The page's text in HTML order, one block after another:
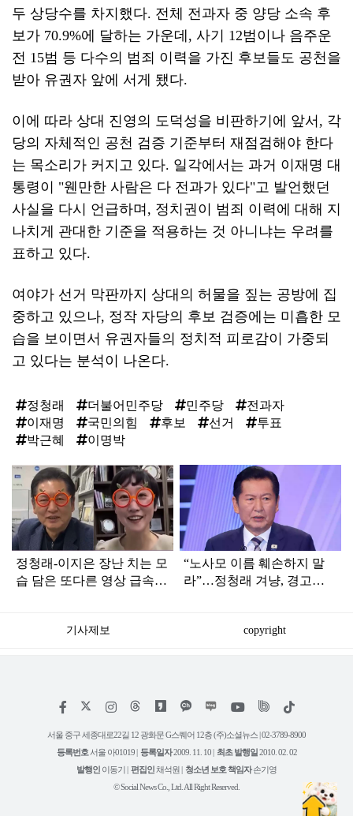
두 상당수를 차지했다. 전체 전과자 중 양당 소속 후
보가 70.9%에 달하는 가운데, 사기 12범이나 음주운
전 15범 등 다수의 범죄 이력을 가진 후보들도 공천을
받아 유권자 앞에 서게 됐다.
이에 따라 상대 진영의 도덕성을 비판하기에 앞서, 각
당의 자체적인 공천 검증 기준부터 재점검해야 한다
는 목소리가 커지고 있다. 일각에서는 과거 이재명 대
통령이 "웬만한 사람은 다 전과가 있다"고 발언했던
사실을 다시 언급하며, 정치권이 범죄 이력에 대해 지
나치게 관대한 기준을 적용하는 것 아니냐는 우려를
표하고 있다.
여야가 선거 막판까지 상대의 허물을 짚는 공방에 집
중하고 있으나, 정작 자당의 후보 검증에는 미흡한 모
습을 보이면서 유권자들의 정치적 피로감이 가중되
고 있다는 분석이 나온다.
정청래 더불어민주당 민주당
전과자
이재명
국민의힘 후보 선거
투표
박근혜
이명박
탑
라
정청래-이지은 장난 치는 모
습 담은 또다른 영상 급속
“노사모 이름 훼손하지 말
라”…정청래 겨냥, 경고장
기사제보 copyright
페
스
북
인
타
그
램
위
트
리
유
튜
틱
서울 중구 세종대로22길 12 광화문 G스퀘어 12층 (주)소셜뉴스 | 02-3789-8900
등록번호 서울 아01019 | 등록일자2009. 11. 10 | 최초 발행일2010. 02. 02
발행인 이동기 | 편집인채석원 | 청소년 보호 책임자손기영
© Social News Co., Ltd. All Right Reserved.